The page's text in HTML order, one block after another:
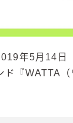
年5月14日
ド『WATTA